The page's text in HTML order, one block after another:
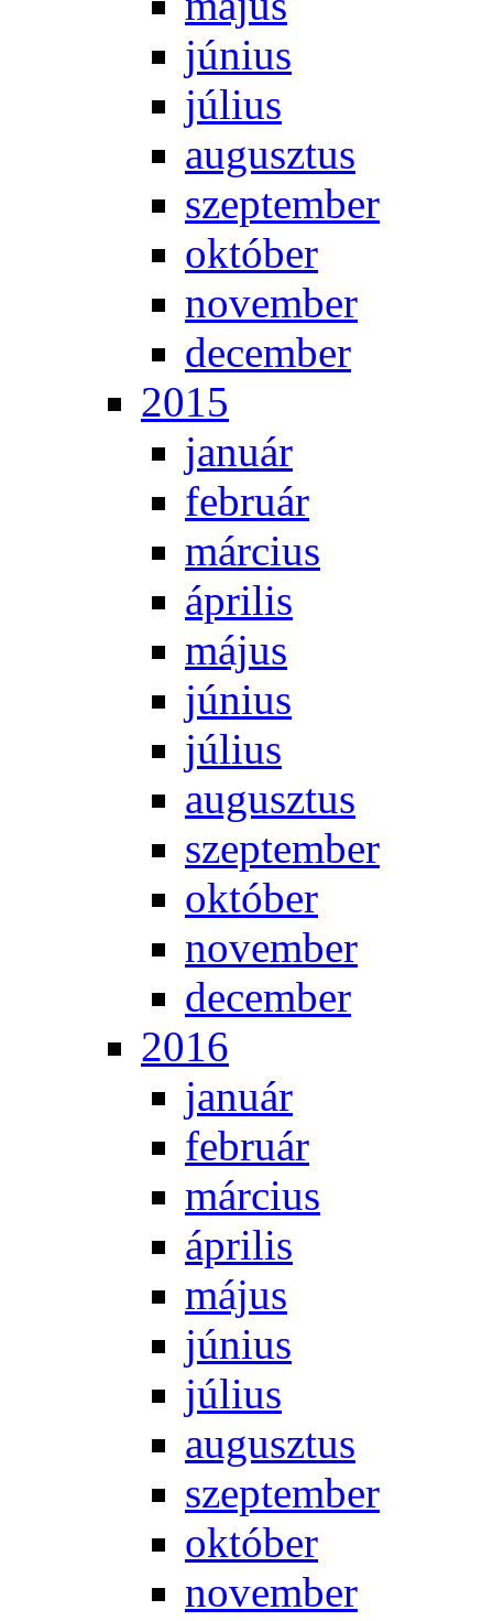
jú­ni­us
jú­li­us
au­gusz­tus
szep­tem­ber
ok­tó­ber
no­vem­ber
de­cem­ber
2015
ja­nu­ár
feb­ru­ár
már­ci­us
áp­ri­lis
má­jus
jú­ni­us
jú­li­us
au­gusz­tus
szep­tem­ber
ok­tó­ber
no­vem­ber
de­cem­ber
2016
ja­nu­ár
feb­ru­ár
már­ci­us
áp­ri­lis
má­jus
jú­ni­us
jú­li­us
au­gusz­tus
szep­tem­ber
ok­tó­ber
no­vem­ber